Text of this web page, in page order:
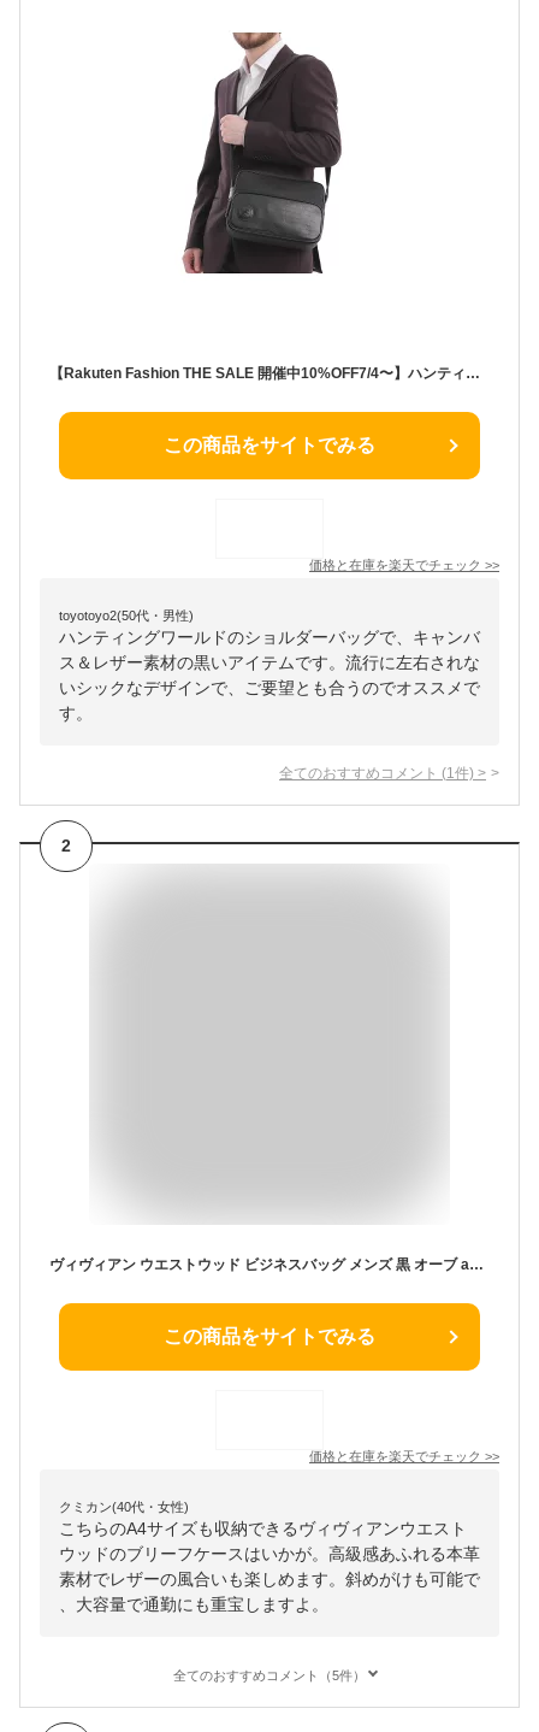
【Rakuten Fashion THE SALE 開催中10%OFF7/4〜】ハンティングワールド HUNTING WORLD ショルダーバッグ クロコ型押し ブラック メンズ ブランドバッグ 斜めがけ 軽量 レザー 通勤 通学 父の日 プレゼント ギフト 本物 正規品
この商品をサイトでみる
価格と在庫を楽天でチェック >>
toyotoyo2(50代・男性)
ハンティングワールドのショルダーバッグで、キャンバ
ス＆レザー素材の黒いアイテムです。流行に左右されな
いシックなデザインで、ご要望とも合うのでオススメで
す。
全てのおすすめコメント (1 件) >
2
ヴィヴィアン ウエストウッド ビジネスバッグ メンズ 黒 オーブ a4 就活 20代 30代 40代 50代 おしゃれ かっこいい 高級 ブリーフケース ハイブランド バッグ カバン ビジネス 大容量 本革 使い 2way 斜めがけ ショルダー プレゼント 人気 VWH081 【あす楽】
この商品をサイトでみる
価格と在庫を楽天でチェック >>
クミカン(40代・女性)
こちらのA4サイズも収納できるヴィヴィアンウエスト
ウッドのブリーフケースはいかが。高級感あふれる本革
素材でレザーの風合いも楽しめます。斜めがけも可能で
、大容量で通勤にも重宝しますよ。
全てのおすすめコメント（5件）